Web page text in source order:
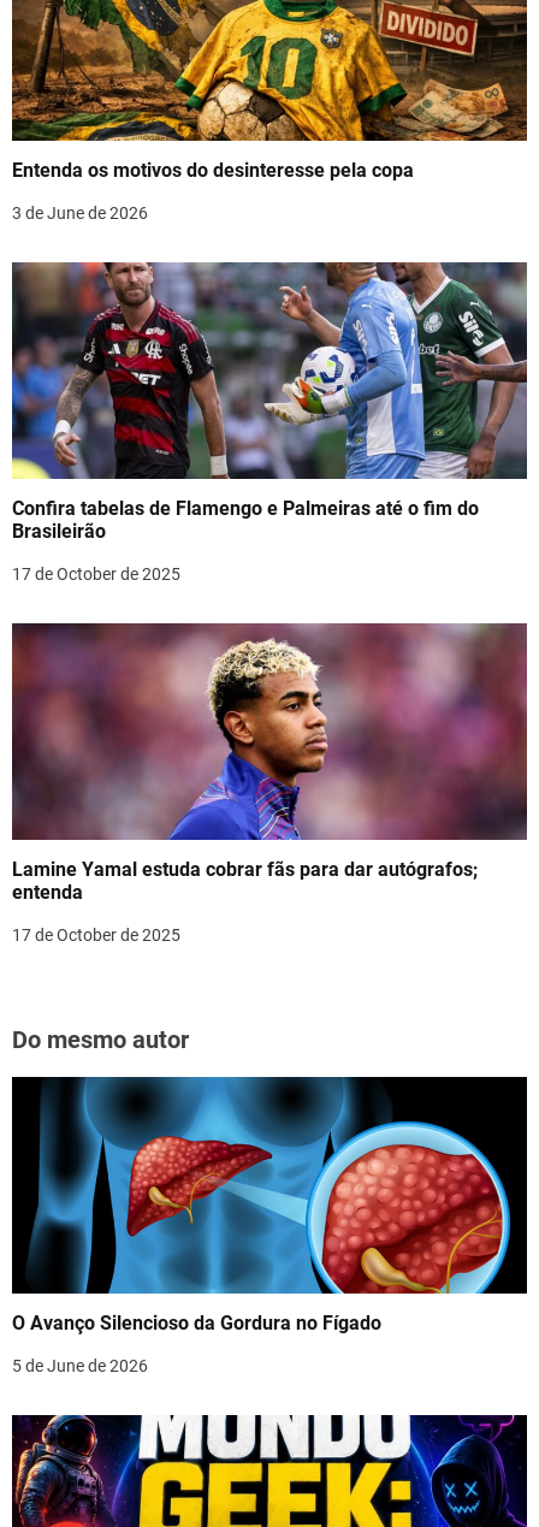
i
g
a
t
n
Entenda os motivos do desinteresse pela copa
3 de June de 2026
Confira tabelas de Flamengo e Palmeiras até o fim do
Brasileirão
17 de October de 2025
Lamine Yamal estuda cobrar fãs para dar autógrafos;
entenda
17 de October de 2025
Do mesmo autor
O Avanço Silencioso da Gordura no Fígado
5 de June de 2026